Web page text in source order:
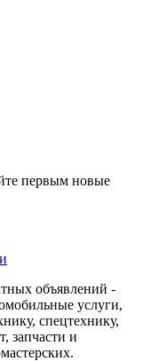
первым новые
объявлений -
услуги,
спецтехнику,
запчасти и